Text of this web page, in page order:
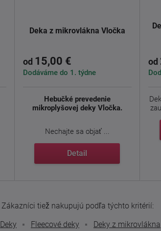
Deka z mikrovlákna Vločka
od 15,00 €
Dodáváme do 1. týdne
Hebučké prevedenie
mikroplyšovej deky Vločka.
Nechajte sa objať ...
Detail
od
Zákazníci tiež nakupujú podľa týchto kritérií:
Deky
Fleecové deky Deky z mikrovlákna